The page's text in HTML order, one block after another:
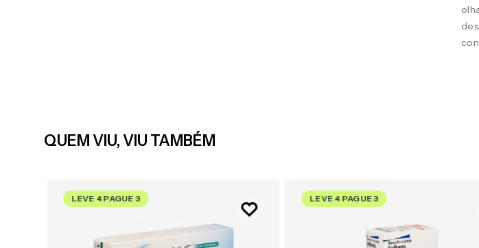
QUEM VIU, VIU TAMBÉM
LEVE 4 PAGUE 3 LEVE 4 PAGUE 3